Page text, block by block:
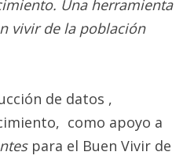
Una herramienta
vivir de la población
de datos ,
como apoyo a
para el Buen Vivir de